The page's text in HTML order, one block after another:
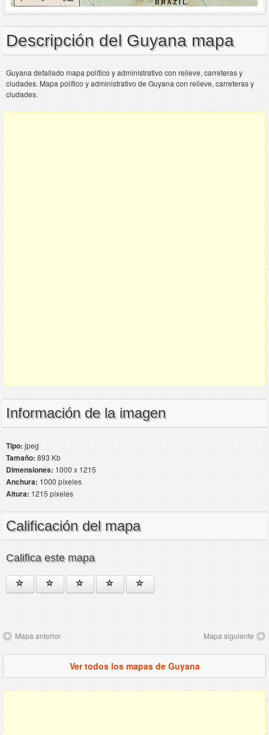
Descripción del Guyana mapa
Guyana detallado mapa político y administrativo con relieve, carreteras y
ciudades. Mapa político y administrativo de Guyana con relieve, carreteras y
ciudades.
Información de la imagen
Tipo:jpeg
Tamaño:893 Kb
Dimensiones:1000 x 1215
Anchura:1000 píxeles
Altura:1215 píxeles
Calificación del mapa
Califica este mapa
Mapa anterior Mapa siguiente
Ver todos los mapas de Guyana